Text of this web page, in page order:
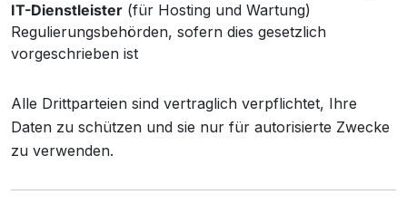
IT-Dienstleister (für Hosting und Wartung)
Regulierungsbehörden, sofern dies gesetzlich
vorgeschrieben ist
Alle Drittparteien sind vertraglich verpflichtet, Ihre
Daten zu schützen und sie nur für autorisierte Zwecke
zu verwenden.